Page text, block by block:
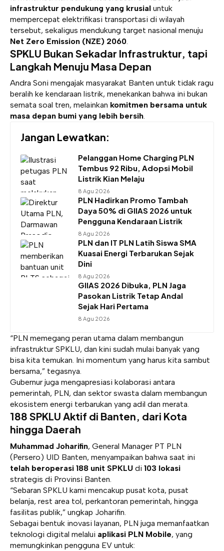
infrastruktur pendukung yang krusial untuk
mempercepat elektrifikasi transportasi di wilayah
tersebut, sekaligus mendukung target nasional menuju
Net Zero Emission (NZE) 2060
SPKLU Bukan Sekadar Infrastruktur, tapi
Langkah Menuju Masa Depan
Andra Soni mengajak masyarakat Banten untuk tidak ragu
beralih ke kendaraan listrik, menekankan bahwa ini bukan
semata soal tren, melainkan komitmen bersama untuk
masa depan bumi yang lebih bersih.
Jangan Lewatkan:
Pelanggan Home Charging PLN
Tembus 92 Ribu, Adopsi Mobil
Listrik Kian Melaju
8 Agu 2026
PLN Hadirkan Promo Tambah
Daya 50% di GIIAS 2026 untuk
Pengguna Kendaraan Listrik
8 Agu 2026
PLN dan IT PLN Latih Siswa SMA
Kuasai Energi Terbarukan Sejak
Dini
8 Agu 2026
GIIAS 2026 Dibuka, PLN Jaga
Pasokan Listrik Tetap Andal
Sejak Hari Pertama
8 Agu 2026
“PLN memegang peran utama dalam membangun
infrastruktur SPKLU, dan kini sudah mulai banyak yang
bisa kita temukan. Ini momentum yang harus kita sambut
bersama,” tegasnya.
Gubernur juga mengapresiasi kolaborasi antara
pemerintah, PLN, dan sektor swasta dalam membangun
ekosistem energi terbarukan yang adil dan merata.
188 SPKLU Aktif di Banten, dari Kota
hingga Daerah
Muhammad Joharifin, General Manager PT PLN
(Persero) UID Banten, menyampaikan bahwa saat ini
telah beroperasi 188 unit SPKLU di 103 lokasi
strategis di Provinsi Banten.
“Sebaran SPKLU kami mencakup pusat kota, pusat
belanja, rest area tol, perkantoran pemerintah, hingga
fasilitas publik,” ungkap Joharifin.
Sebagai bentuk inovasi layanan, PLN juga memanfaatkan
teknologi digital melalui aplikasi PLN Mobile, yang
memungkinkan pengguna EV untuk: